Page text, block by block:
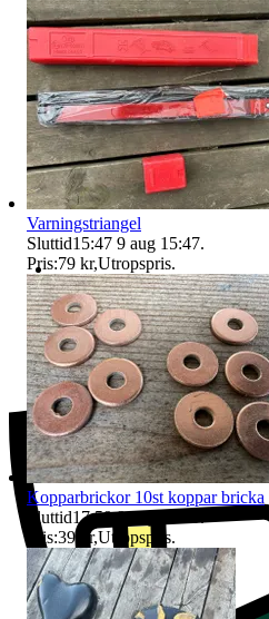
Ersättning om du inte får din
Varningstriangel
Sluttid15:47 9 aug 15:47.
Pris:79 kr,Utropspris.
Kopparbrickor 10st koppar bricka
Sluttid17:59 9 aug 17:59
Pris:39 kr,Utropspris.